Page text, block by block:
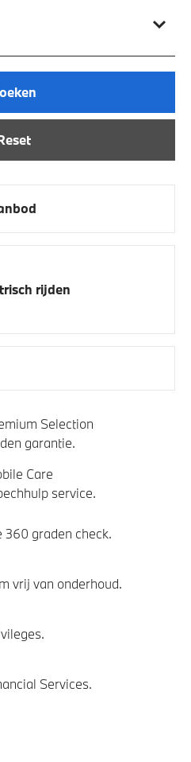
rijden
Selection
garantie.
Care
service.
360 graden check.
vrij van onderhoud.
Services.